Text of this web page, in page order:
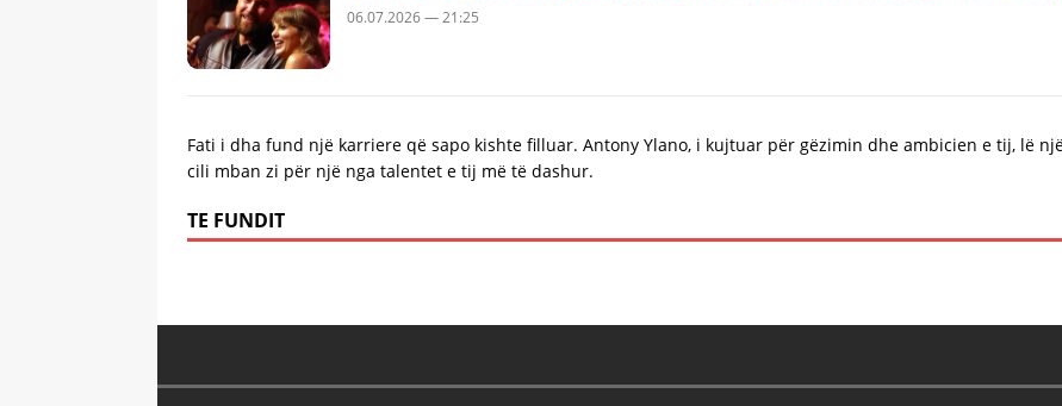
06.07.2026 — 21:25
Fati i dha fund një karriere që sapo kishte filluar. Antony Ylano, i kujtuar për gëzimin dhe ambicien e tij, lë
cili mban zi për një nga talentet e tij më të dashur.
TE FUNDIT